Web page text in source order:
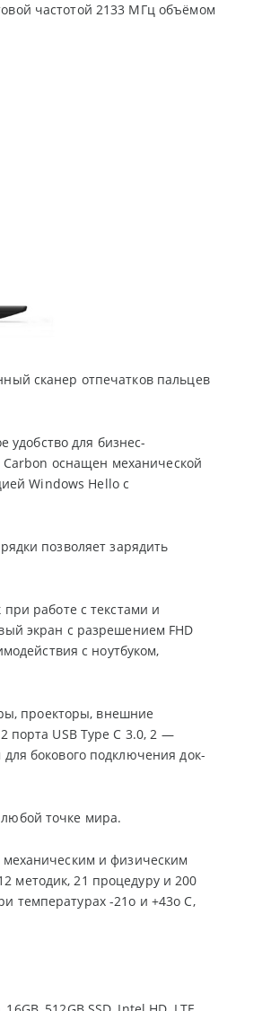
частотой 2133 МГц объёмом
сканер отпечатков пальцев
удобство для бизнес-
оснащен механической
Windows Hello с
позволяет зарядить
работе с текстами и
экран с разрешением FHD
с ноутбуком,
проекторы, внешние
порта USB Type C 3.0, 2 —
бокового подключения док-
точке мира.
механическим и физическим
методик, 21 процедуру и 200
температурах -21o и +43o C,